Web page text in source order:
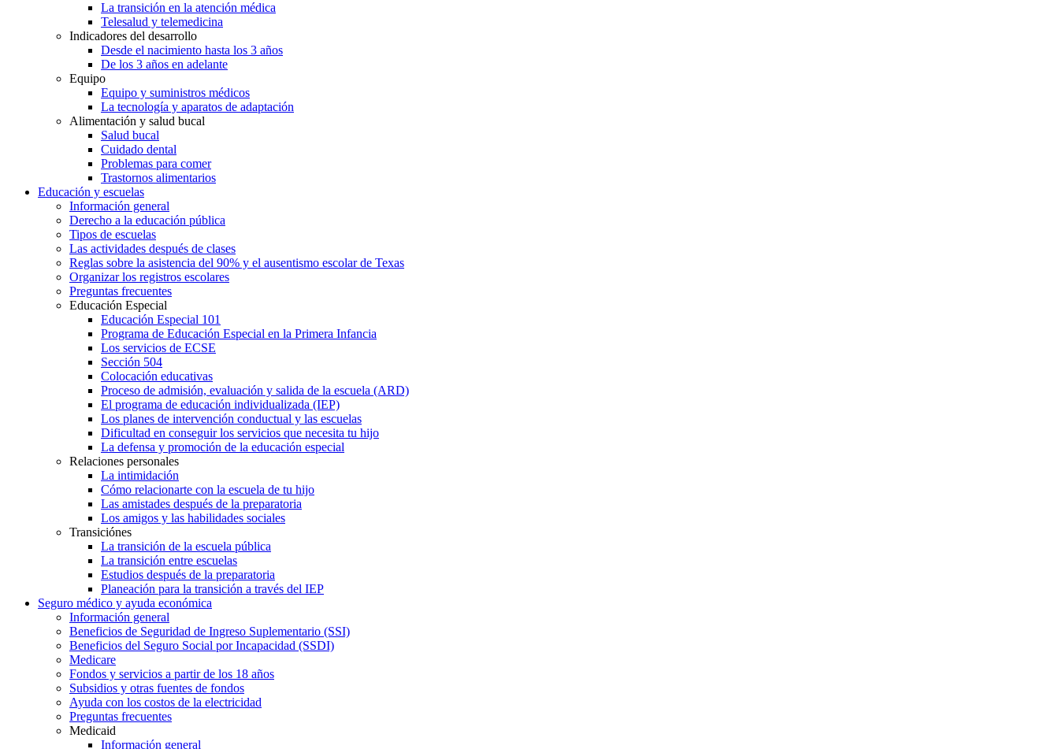
La transición en la atención médica
Telesalud y telemedicina
Indicadores del desarrollo
Desde el nacimiento hasta los 3 años
De los 3 años en adelante
Equipo
Equipo y suministros médicos
La tecnología y aparatos de adaptación
Alimentación y salud bucal
Salud bucal
Cuidado dental
Problemas para comer
Trastornos alimentarios
Educación y escuelas
Información general
Derecho a la educación pública
Tipos de escuelas
Las actividades después de clases
Reglas sobre la asistencia del 90% y el ausentismo escolar de Texas
Organizar los registros escolares
Preguntas frecuentes
Educación Especial
Educación Especial 101
Programa de Educación Especial en la Primera Infancia
Los servicios de ECSE
Sección 504
Colocación educativas
Proceso de admisión, evaluación y salida de la escuela (ARD)
El programa de educación individualizada (IEP)
Los planes de intervención conductual y las escuelas
Dificultad en conseguir los servicios que necesita tu hijo
La defensa y promoción de la educación especial
Relaciones personales
La intimidación
Cómo relacionarte con la escuela de tu hijo
Las amistades después de la preparatoria
Los amigos y las habilidades sociales
Transiciónes
La transición de la escuela pública
La transición entre escuelas
Estudios después de la preparatoria
Planeación para la transición a través del IEP
Seguro médico y ayuda económica
Información general
Beneficios de Seguridad de Ingreso Suplementario (SSI)
Beneficios del Seguro Social por Incapacidad (SSDI)
Medicare
Fondos y servicios a partir de los 18 años
Subsidios y otras fuentes de fondos
Ayuda con los costos de la electricidad
Preguntas frecuentes
Medicaid
Información general